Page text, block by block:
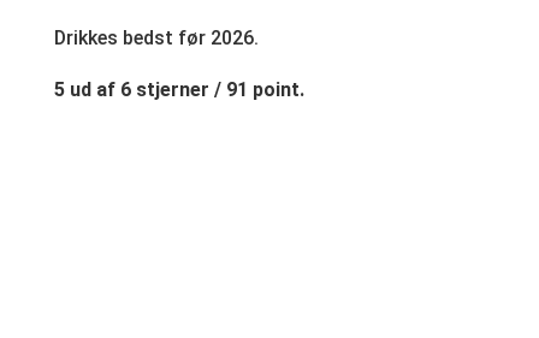
Drikkes bedst før 2026.
5 ud af 6 stjerner / 91 point.